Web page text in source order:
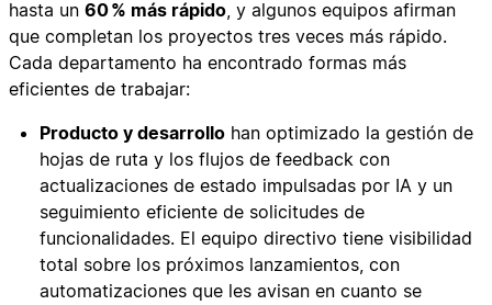
hasta un 60 % más rápido, y algunos equipos afirman
que completan los proyectos tres veces más rápido.
Cada departamento ha encontrado formas más
eficientes de trabajar:
Producto y desarrollo han optimizado la gestión de
hojas de ruta y los flujos de feedback con
actualizaciones de estado impulsadas por IA y un
seguimiento eficiente de solicitudes de
funcionalidades. El equipo directivo tiene visibilidad
total sobre los próximos lanzamientos, con
automatizaciones que les avisan en cuanto se